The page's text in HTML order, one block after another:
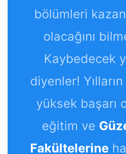
bölümleri
olacağını
Kaybedecek
diyenler!
yüksek başarı
eğitim ve
Fakültelerine